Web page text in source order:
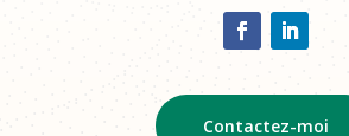
Contactez-moi